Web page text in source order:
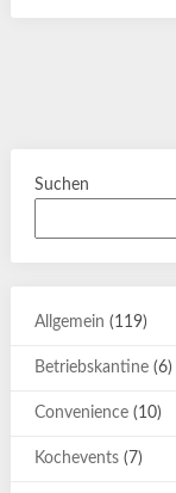
Suchen
Allgemein (119)
Betriebskantine(6)
Convenience(10)
Kochevents(7)